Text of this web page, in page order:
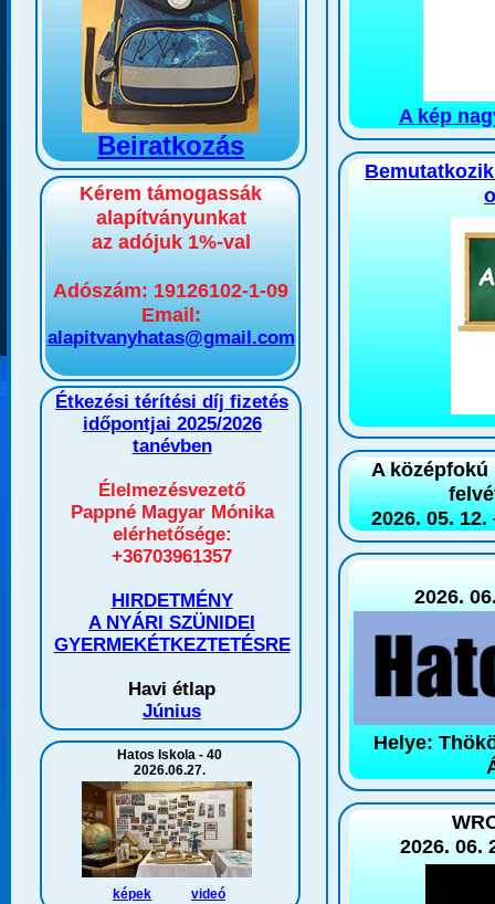
Beiratkozás
Kérem támogassák
alapítványunkat
az adójuk 1%-val
Adószám: 19126102-1-09
Email:
alapitvanyhatas@gmail.com
Étkezési térítési díj fizetés
időpontjai 2025/2026
tanévben
Élelmezésvezető
Pappné Magyar Mónika
elérhetősége:
+36703961357
HIRDETMÉNY
A NYÁRI SZÜNIDEI
GYERMEKÉTKEZTETÉSRE
Havi étlap
Június
Hatos Iskola - 40
2026.06.27.
képek videó
A kép
A
2026. 05.
2026.
Helye:
2026. 06.